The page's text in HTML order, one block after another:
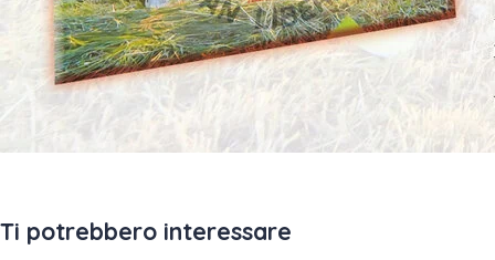
Ti potrebbero interessare